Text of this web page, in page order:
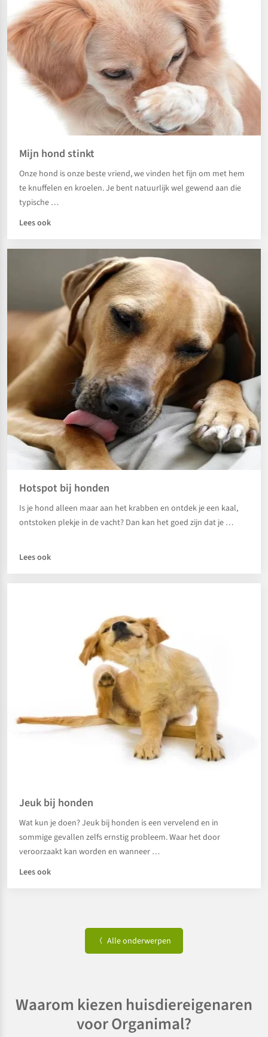
Mijn hond stinkt
Onze hond is onze beste vriend, we vinden het fijn om met hem
te knuffelen en kroelen. Je bent natuurlijk wel gewend aan die
typische …
Lees ook
Hotspot bij honden
Is je hond alleen maar aan het krabben en ontdek je een kaal,
ontstoken plekje in de vacht? Dan kan het goed zijn dat je …
Lees ook
Jeuk bij honden
Wat kun je doen? Jeuk bij honden is een vervelend en in
sommige gevallen zelfs ernstig probleem. Waar het door
veroorzaakt kan worden en wanneer …
Lees ook
Alle onderwerpen
Waarom kiezen huisdiereigenaren
voor Organimal?